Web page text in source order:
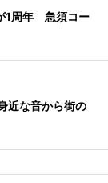
1周年 急須コー
近な音から街の